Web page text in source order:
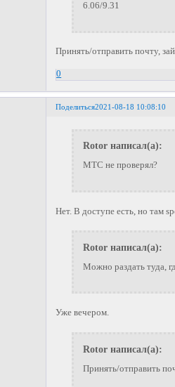
6.06/9.31
Принять/отправить почту,
0
Поделиться2021-08-18 10:08:10
Rotor написал(а):
МТС не проверял?
Нет. В доступе есть, но там
Rotor написал(а):
Можно раздать туда,
Уже вечером.
Rotor написал(а):
Принять/отправить